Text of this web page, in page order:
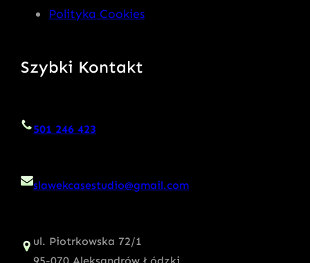
Polityka Cookies
Szybki Kontakt
501 246 423
slawekcasestudio@gmail.com
ul. Piotrkowska 72/1